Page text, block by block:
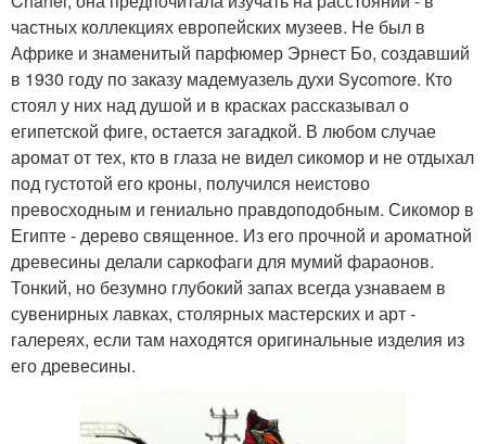
частных коллекциях европейских музеев. Не был в
Африке и знаменитый парфюмер Эрнест Бо, создавший
в 1930 году по заказу мадемуазель духи Sycomore. Кто
стоял у них над душой и в красках рассказывал о
египетской фиге, остается загадкой. В любом случае
аромат от тех, кто в глаза не видел сикомор и не отдыхал
под густотой его кроны, получился неистово
превосходным и гениально правдоподобным. Сикомор в
Египте - дерево священное. Из его прочной и ароматной
древесины делали саркофаги для мумий фараонов.
Тонкий, но безумно глубокий запах всегда узнаваем в
сувенирных лавках, столярных мастерских и арт -
галереях, если там находятся оригинальные изделия из
его древесины.